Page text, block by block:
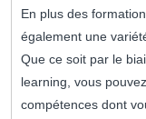
En plus des
également une
Que ce soit par le
learning, vous
compétences dont